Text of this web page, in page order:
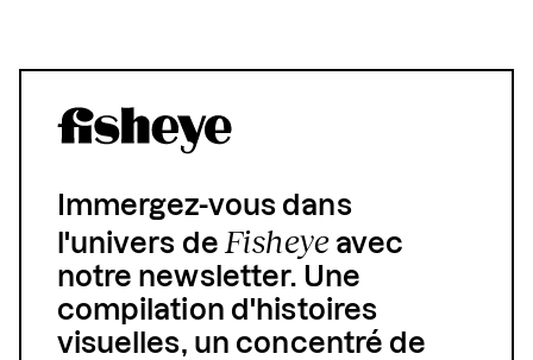
Immergez-vous dans
l'univers de Fisheyeavec
notre newsletter. Une
compilation d'histoires
visuelles, un concentré de